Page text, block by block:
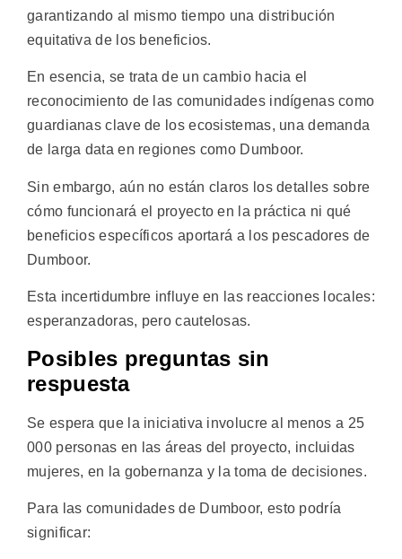
garantizando al mismo tiempo una distribución
equitativa de los beneficios.
En esencia, se trata de un cambio hacia el
reconocimiento de las comunidades indígenas como
guardianas clave de los ecosistemas, una demanda
de larga data en regiones como Dumboor.
Sin embargo, aún no están claros los detalles sobre
cómo funcionará el proyecto en la práctica ni qué
beneficios específicos aportará a los pescadores de
Dumboor.
Esta incertidumbre influye en las reacciones locales:
esperanzadoras, pero cautelosas.
Posibles preguntas sin
respuesta
Se espera que la iniciativa involucre al menos a 25
000 personas en las áreas del proyecto, incluidas
mujeres, en la gobernanza y la toma de decisiones.
Para las comunidades de Dumboor, esto podría
significar: